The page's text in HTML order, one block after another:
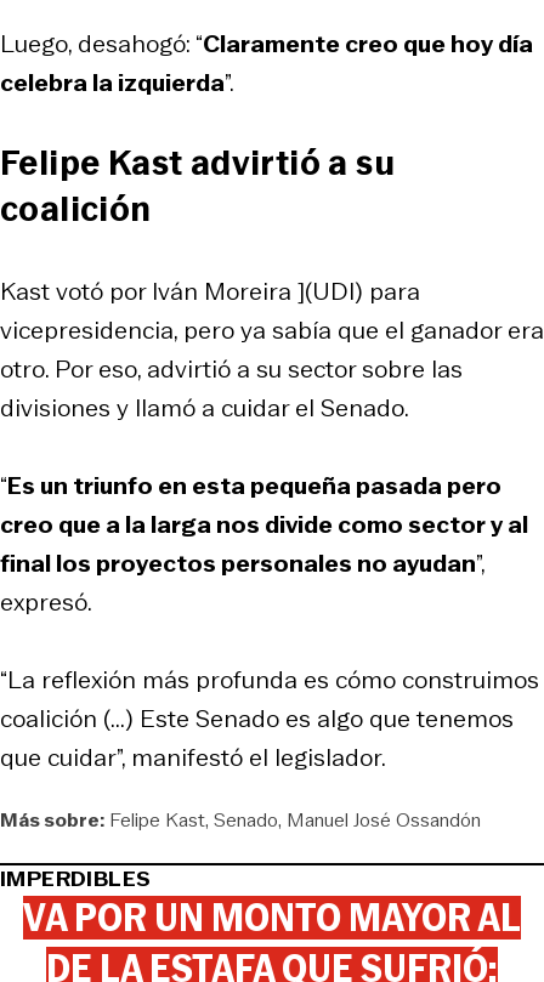
Luego, desahogó: “Claramente creo que hoy día
celebra la izquierda”.
Felipe Kast advirtió a su
coalición
Kast votó por Iván Moreira ](UDI) para
vicepresidencia, pero ya sabía que el ganador era
otro. Por eso, advirtió a su sector sobre las
divisiones y llamó a cuidar el Senado.
“Es un triunfo en esta pequeña pasada pero
creo que a la larga nos divide como sector y al
final los proyectos personales no ayudan”,
expresó.
“La reflexión más profunda es cómo construimos
coalición (...) Este Senado es algo que tenemos
que cuidar”, manifestó el legislador.
Más sobre: Felipe Kast Senado Manuel José Ossandón
IMPERDIBLES
VA POR UN MONTO MAYOR AL
DE LA ESTAFA QUE SUFRIÓ: